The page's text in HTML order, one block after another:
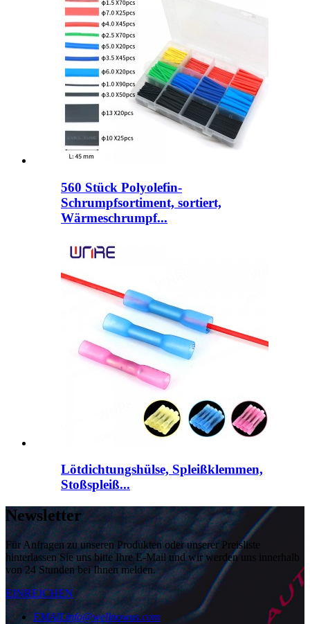
560 Stück Polyolefin-
Schrumpfsortiment, sortiert,
Wärmeschrumpf...
Lötdichtungshülse, Spleißklemmen,
Stoßspleiß...
Newsletter
Für Anfragen zu unseren Produkten oder unserer Preisliste
hinterlassen Sie uns bitte Ihre E-Mail und wir werden uns innerhalb
von 24 Stunden bei Ihnen melden.
EINREICHEN
EMAILinfo@wellnowus.com